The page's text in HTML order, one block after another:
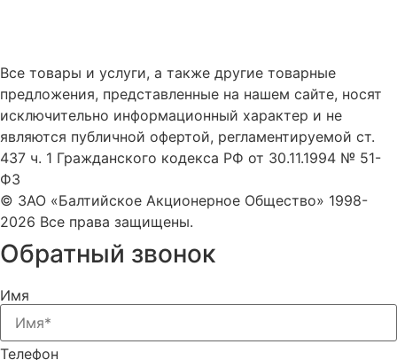
Все товары и услуги, а также другие товарные
предложения, представленные на нашем сайте, носят
исключительно информационный характер и не
являются публичной офертой, регламентируемой ст.
437 ч. 1 Гражданского кодекса РФ от 30.11.1994 № 51-
ФЗ
© ЗАО «Балтийское Акционерное Общество» 1998-
2026 Все права защищены.
Обратный звонок
Имя
Телефон